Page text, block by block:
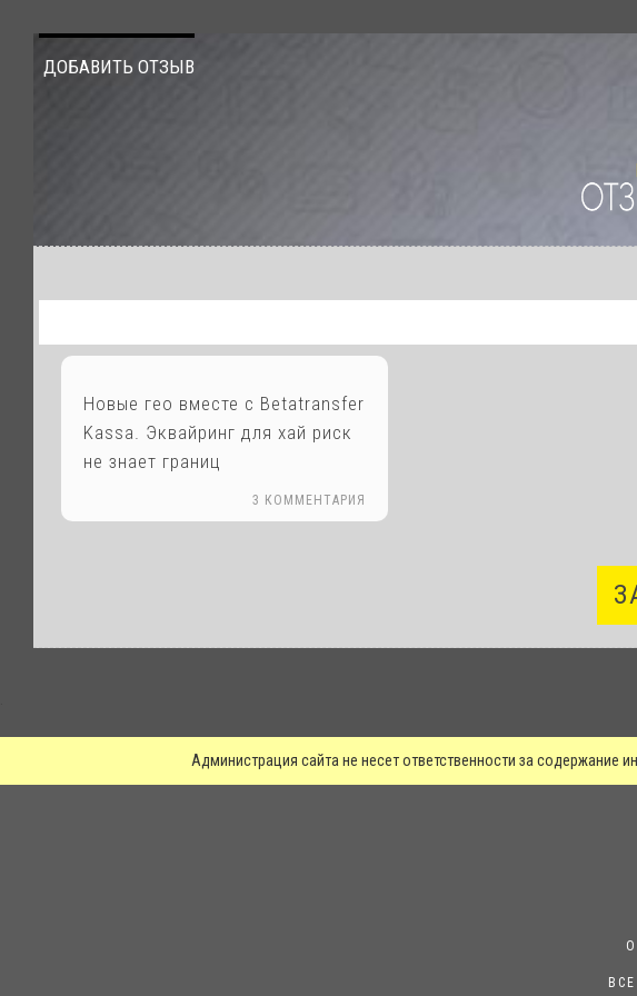
ДОБАВИТЬ ОТЗЫВ
Новые гео вместе с Betatransfer
Kassa. Эквайринг для хай риск
не знает границ
3 КОММЕНТАРИЯ
Администрация сайта не несет ответственности за